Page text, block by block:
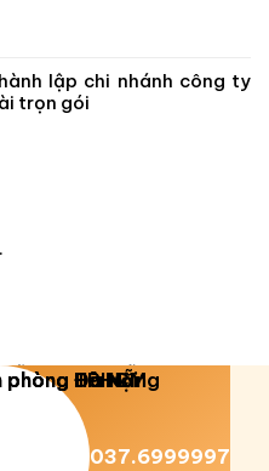
lập chi nhánh công ty
trọn gói
Luật Dương Gia